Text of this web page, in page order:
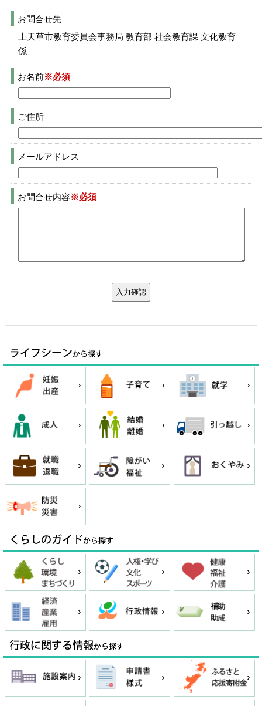
お問合せ先
上天草市教育委員会事務局 教育部 社会教育課 文化教育
係
お名前※必須
ご住所
メールアドレス
お問合せ内容※必須